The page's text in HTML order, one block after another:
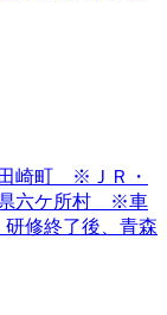
田崎町 ※ＪＲ・
県六ケ所村 ※車
修終了後、青森